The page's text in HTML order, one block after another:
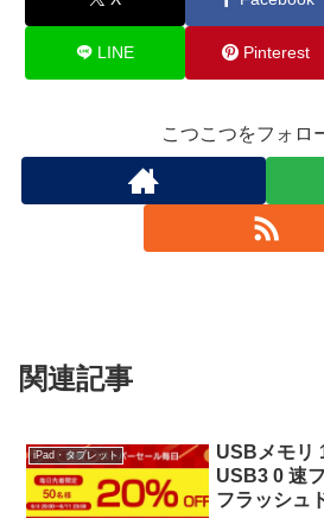
LINE Pinterest
こつこつをフォロ
関連記事
iPad・タブレット
USBメモリ
USB3 0 速
フラッシュ